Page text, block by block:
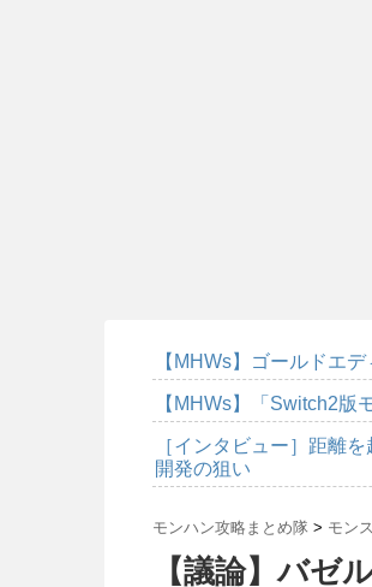
【MHWs】ゴールドエ
【MHWs】「Switch2版
［インタビュー］距離
開発の狙い
モンハン攻略まとめ隊 > モン
【議論】バ